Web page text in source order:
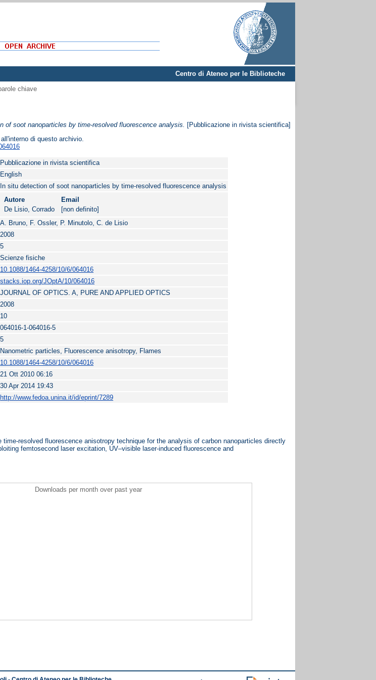
Centro di Ateneo per le Biblioteche
chiave
of soot nanoparticles by time-resolved fluorescence analysis.
[Pubblicazione in rivista scientifica]
di questo archivio.
Pubblicazione in rivista scientifica
English
In situ detection of soot nanoparticles by time-resolved fluorescence analysis
Autore
Email
De Lisio, Corrado
[non definito]
A. Bruno, F. Ossler, P. Minutolo, C. de Lisio
2008
5
Scienze fisiche
10.1088/1464-4258/10/6/064016
stacks.iop.org/JOptA/10/064016
JOURNAL OF OPTICS. A, PURE AND APPLIED OPTICS
2008
10
064016-1-064016-5
5
Nanometric particles, Fluorescence anisotropy, Flames
10.1088/1464-4258/10/6/064016
21 Ott 2010 06:16
30 Apr 2014 19:43
http://www.fedoa.unina.it/id/eprint/7289
resolved fluorescence anisotropy technique for the analysis of carbon nanoparticles directly
femtosecond laser excitation, UV–visible laser-induced fluorescence and
Downloads per month over past year